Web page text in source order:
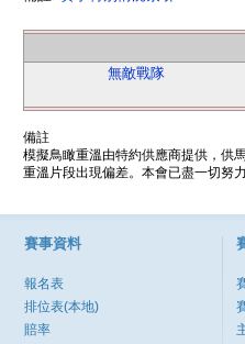
無敵戰隊
備註
模擬鳥瞰重溫由特約供應商提供，供
重溫片段出現偏差。本會已盡一切努
賽事資料
報名表
排位表(本地)
賠率